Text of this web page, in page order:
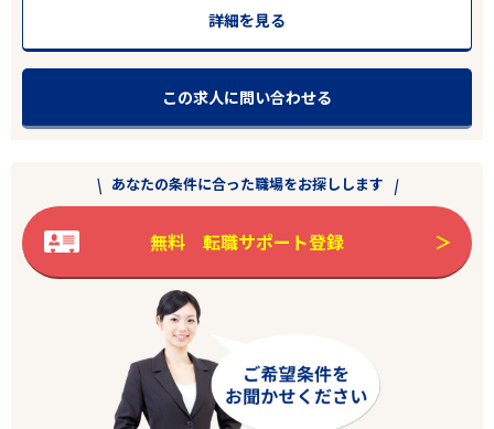
詳細を見る
この求人に問い合わせる
あなたの条件に合った職場をお探しします
無料 転職サポート登録